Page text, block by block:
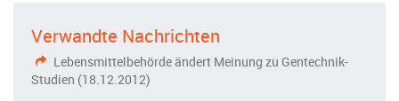
Verwandte Nachrichten
Lebensmittelbehörde ändert Meinung zu Gentechnik-
Studien (18.12.2012)